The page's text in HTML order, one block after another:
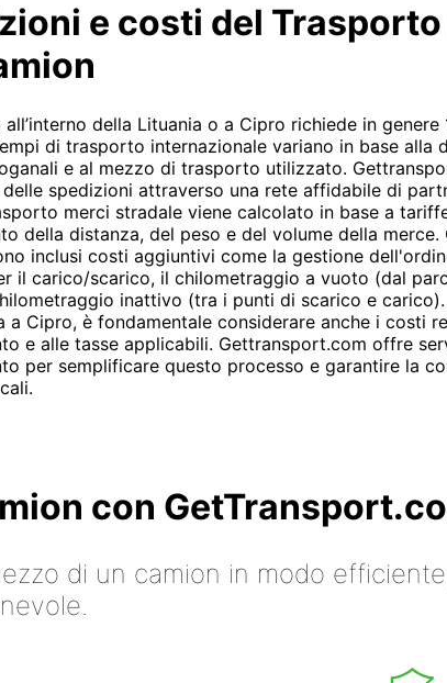
e costi del
all’interno della Lituania o a Cipro richiede in genere
di trasporto internazionale variano in base alla
e al mezzo di trasporto utilizzato.
spedizioni attraverso una rete affidabile di
merci stradale viene calcolato in base a
della distanza, del peso e del volume della
inclusi costi aggiuntivi come la gestione
il carico/scarico, il chilometraggio a vuoto (dal
inattivo (tra i punti di scarico e
a Cipro, è fondamentale considerare anche i costi
e alle tasse applicabili. Gettransport.com offre
per semplificare questo processo e garantire la
con
di un camion in modo